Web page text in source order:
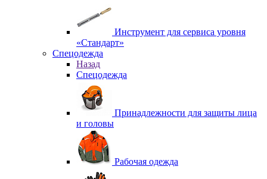
Инструмент для сервиса уровня
«Стандарт»
Спецодежда
Назад
Спецодежда
Принадлежности для защиты лица
и головы
Рабочая одежда